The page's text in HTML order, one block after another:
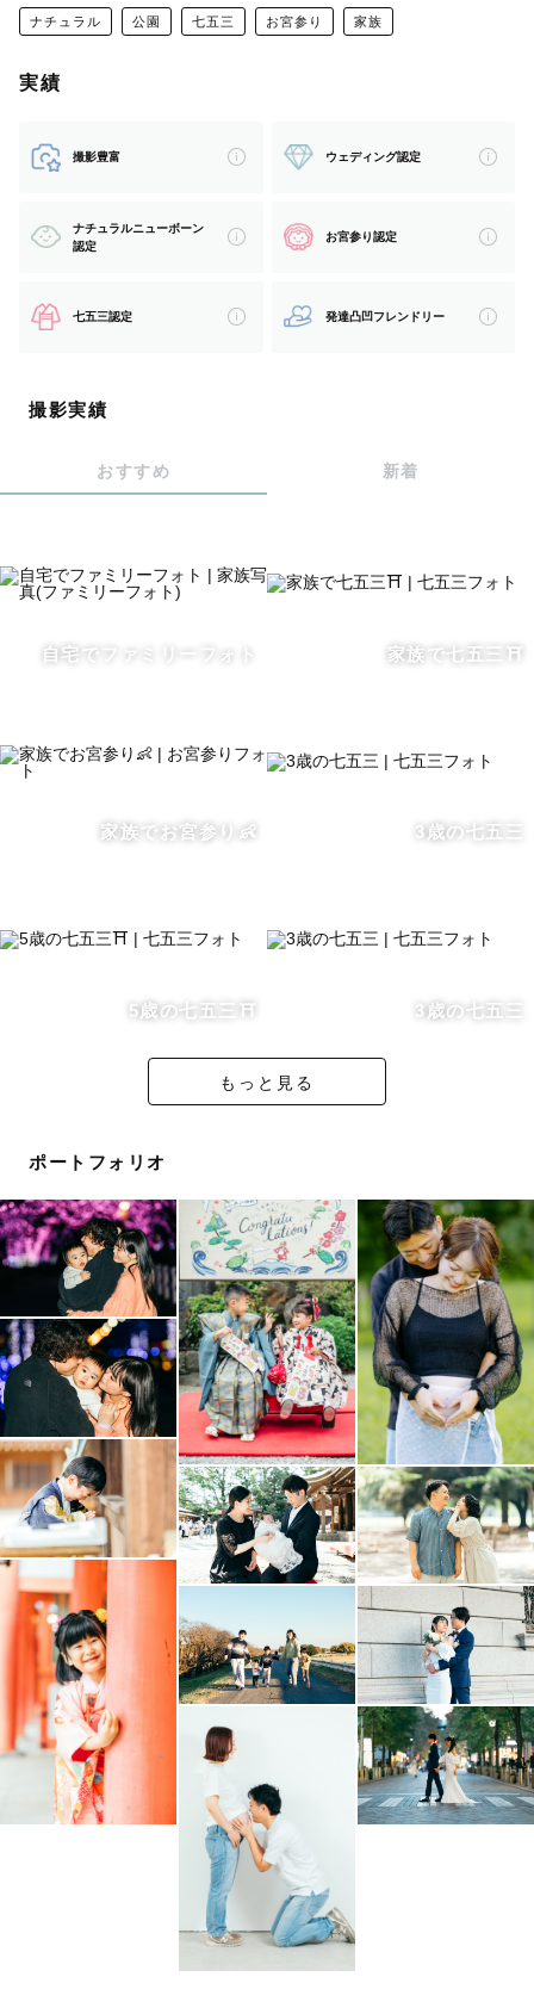
過去には教師をしていたこともあり、また、現在は高校生
ーションも得意です。息子が小さい頃は、地元でいわゆる
も仲良しです！
つもお子様に抱きつかれたりするほどお子様には好かれる
ままの現在の姿を写した「親として今まさに欲しい写真」
方の写真があることを体験的に理解しています。
私がカメラを買ったきっかけは、息子が産まれたことでし
おります。
・型にはめた写真ではなく、そのお子様らしさ、ご家族ら
めていきます。
たかふみを選ぶ理由
ご家族のかけがえのない瞬間をお写真に残しませんか？
まずは、お気軽にLINEでお問い合わせください♪
ナチュラル 公園 七五三 お宮参り 家族
実績
撮影豊富 ウェディング認定
ナチュラルニューボーン
認定
お宮参り認定
七五三認定 発達凸凹フレンドリー
撮影実績
おすすめ 新着
自宅でファミリーフォト 家族で七五三⛩️
家族でお宮参り👶 3歳の七五三
5歳の七五三⛩️ 3歳の七五三
もっと見る
ポートフォリオ